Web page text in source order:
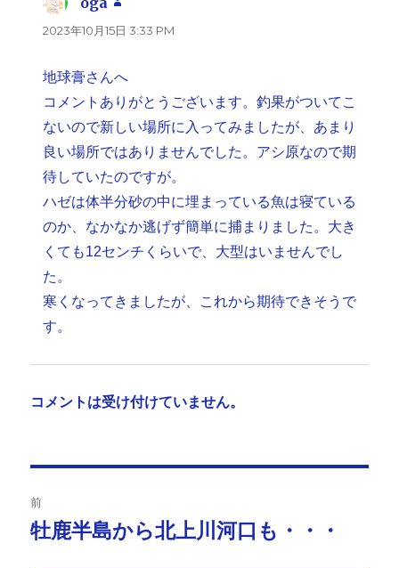
り:
2023年10月15日 3:33 PM
地球膏さんへ
コメントありがとうございます。釣果がついてこ
ないので新しい場所に入ってみましたが、あまり
良い場所ではありませんでした。アシ原なので期
待していたのですが。
ハゼは体半分砂の中に埋まっている魚は寝ている
のか、なかなか逃げず簡単に捕まりました。大き
くても12センチくらいで、大型はいませんでし
た。
寒くなってきましたが、これから期待できそうで
す。
コメントは受け付けていません。
稿
前
前
牡鹿半島から北上川河口も・・・